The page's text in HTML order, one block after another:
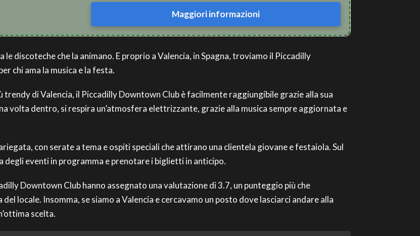
Maggiori informazioni
discoteche che la animano. E proprio a Valencia, in Spagna, troviamo il Piccadilly
chi ama la musica e la festa.
trendy di Valencia, il Piccadilly Downtown Club è facilmente raggiungibile grazie alla sua
volta dentro, si respira un’atmosfera elettrizzante, grazie alla musica sempre aggiornata e
con serate a tema e ospiti speciali che attirano una clientela giovane e festaiola. Sul
degli eventi in programma e prenotare i biglietti in anticipo.
Downtown Club hanno assegnato una valutazione di 3.7, un punteggio più che
locale. Insomma, se siamo a Valencia e cercavamo un posto dove lasciarci andare alla
scelta.